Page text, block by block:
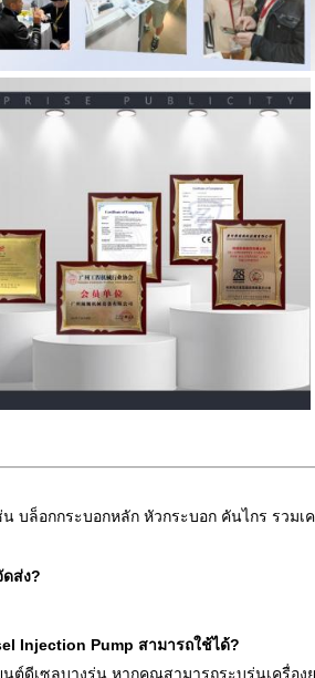
น บล็อกกระบอกหลัก หัวกระบอก คันไกร ร
ส่ง?
Injection Pump สามารถใช้ได้?
ดีเซลบางรุ่น หากคุณสามารถระบุรุ่นเครื่อ